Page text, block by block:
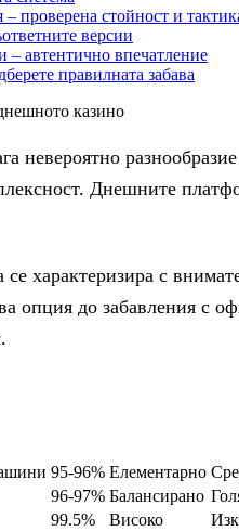
проверена стойност и
версии
автентично впечатление
правилната забава
казино
невероятно
Днешните
характеризира с
опция до забавления с
95-96% Елементарно
96-97% Балансирано
99.5% Високо